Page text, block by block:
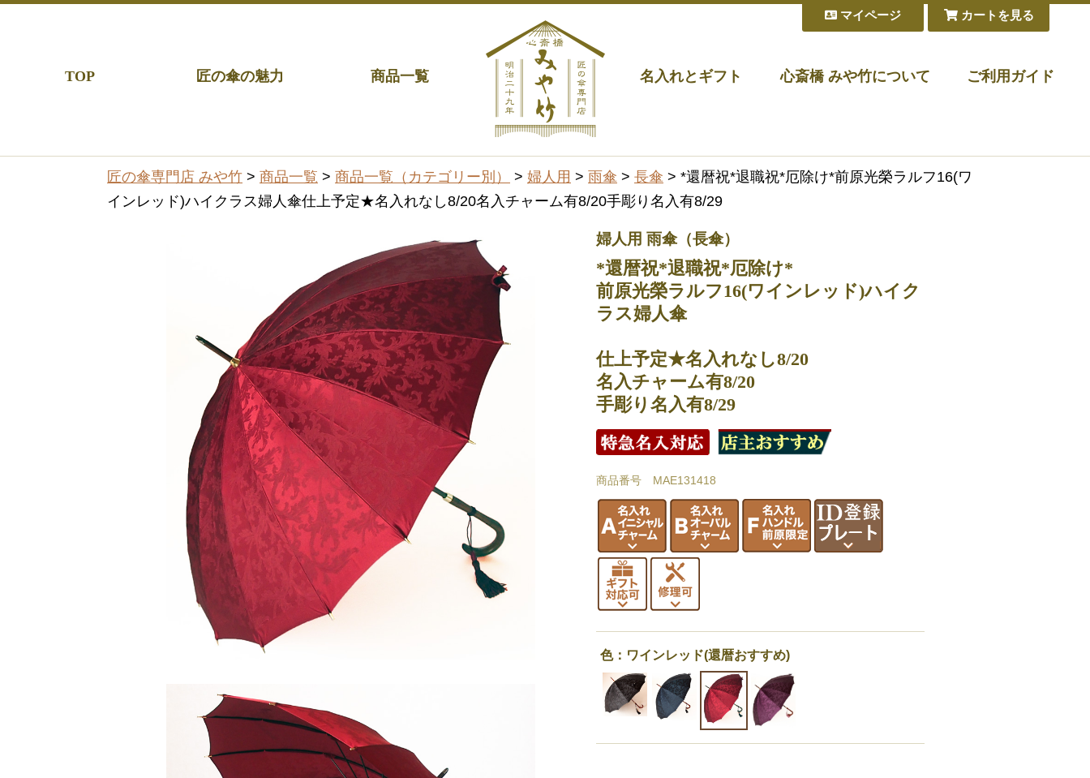
TOP 匠の傘の魅力 商品一覧 名入れとギフト 心斎橋 みや竹について ご利用ガイド
カートを見る
マイページ
匠の傘専門店 みや竹 > 商品一覧 > 商品一覧（カテゴリー別） > 婦人用 > 雨傘 > 長傘 > *還暦祝*退職祝*厄除け*前原光榮ラルフ16(ワ
インレッド)ハイクラス婦人傘仕上予定★名入れなし8/20名入チャーム有8/20手彫り名入有8/29
婦人用 雨傘（長傘）
*還暦祝*退職祝*厄除け*
前原光榮ラルフ16(ワインレッド)ハイク
ラス婦人傘
仕上予定★名入れなし8/20
名入チャーム有8/20
手彫り名入有8/29
商品番号 MAE131418
色：ワインレッド(還暦おすすめ)